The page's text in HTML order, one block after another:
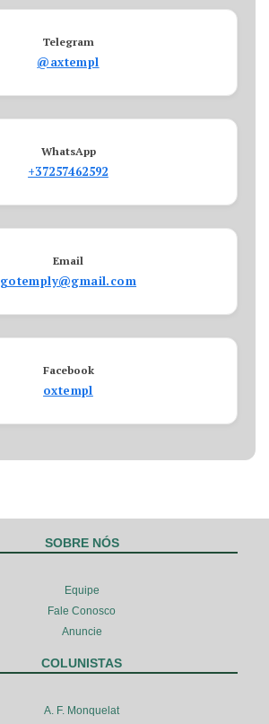
Telegram
@axtempl
WhatsApp
+37257462592
Email
gotemply@gmail.com
Facebook
oxtempl
SOBRE NÓS
Equipe
Fale Conosco
Anuncie
COLUNISTAS
A. F. Monquelat